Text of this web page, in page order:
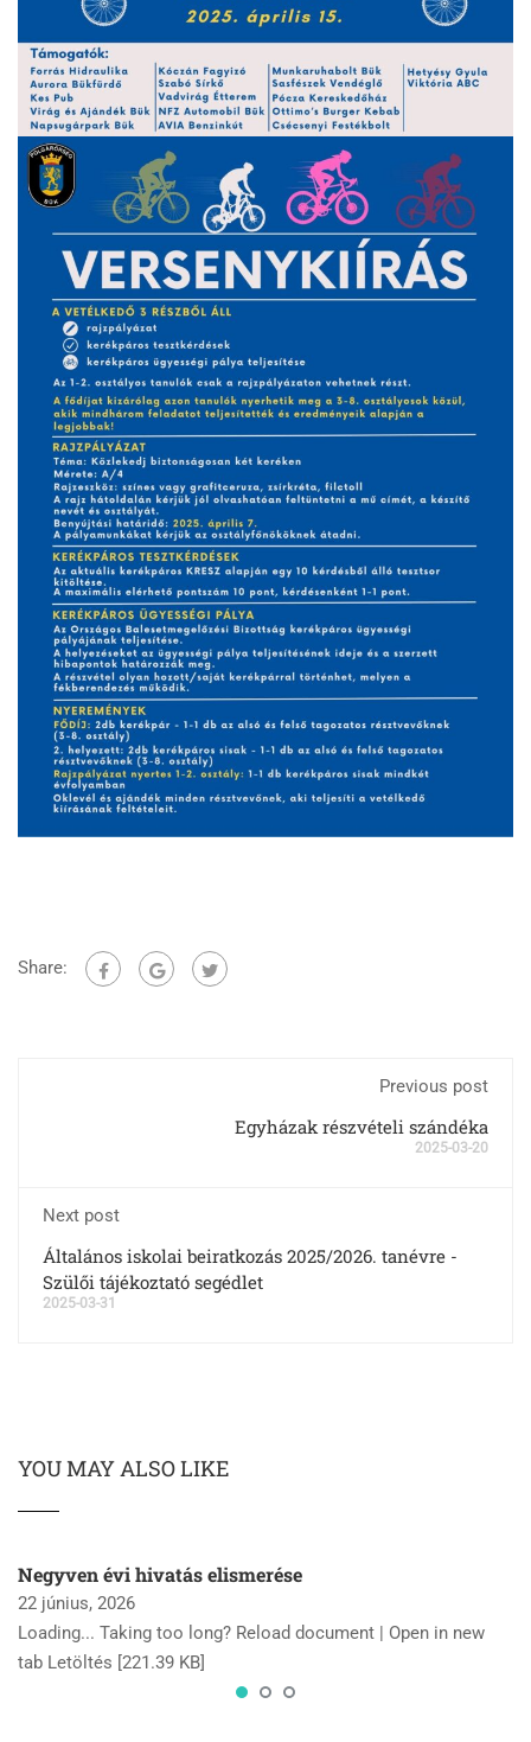
Share:
Previous post
Egyházak részvételi szándéka
2025-03-20
Next post
Általános iskolai beiratkozás 2025/2026. tanévre -
Szülői tájékoztató segédlet
2025-03-31
YOU MAY ALSO LIKE
Negyven évi hivatás elismerése
22 június, 2026
Loading... Taking too long? Reload document | Open in new
tab Letöltés [221.39 KB]